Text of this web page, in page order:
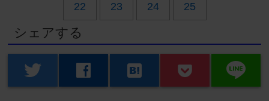
22 23 24 25
シェアする
twitter facebook hatenabookmark line